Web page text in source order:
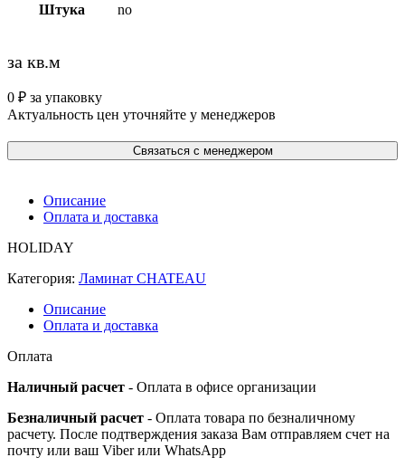
Штука
no
за кв.м
0 ₽ за упаковку
Актуальность цен уточняйте у менеджеров
Связаться с менеджером
Описание
Оплата и доставка
HOLIDAY
Категория: Ламинат CHATEAU
Описание
Оплата и доставка
Оплата
Наличный расчет - Оплата в офисе организации
Безналичный расчет - Оплата товара по безналичному
расчету. После подтверждения заказа Вам отправляем счет на
почту или ваш Viber или WhatsApp